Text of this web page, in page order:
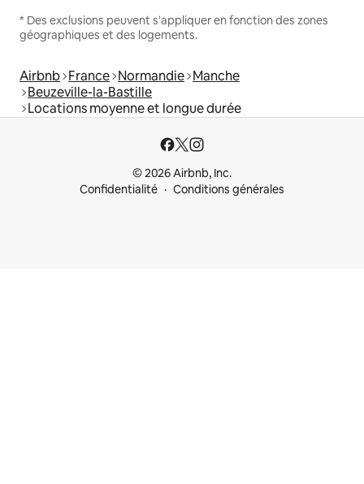
* Des exclusions peuvent s'appliquer en fonction des zones
géographiques et des logements.
Airbnb France Normandie Manche
Beuzeville-la-Bastille
Locations moyenne et longue durée
© 2026 Airbnb, Inc.
Confidentialité
Conditions générales